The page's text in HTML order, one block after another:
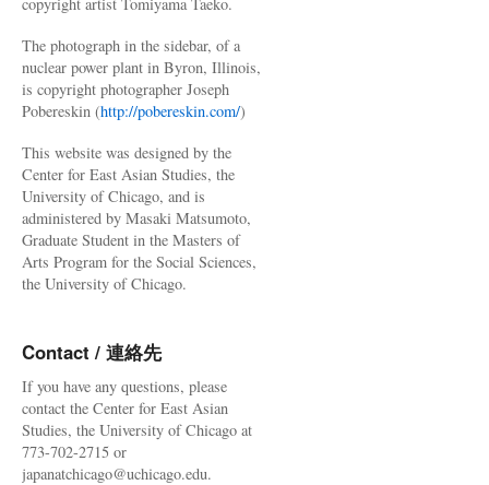
The photograph in the sidebar, of a
nuclear power plant in Byron, Illinois,
is copyright photographer Joseph
Pobereskin (http://pobereskin.com/)
This website was designed by the
Center for East Asian Studies, the
University of Chicago, and is
administered by Masaki Matsumoto,
Graduate Student in the Masters of
Arts Program for the Social Sciences,
the University of Chicago.
Contact / 連絡先
If you have any questions, please
contact the Center for East Asian
Studies, the University of Chicago at
773-702-2715 or
japanatchicago@uchicago.edu.